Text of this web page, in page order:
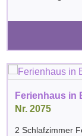
Ferienhaus in
Nr. 2075
2 Schlafzimmer